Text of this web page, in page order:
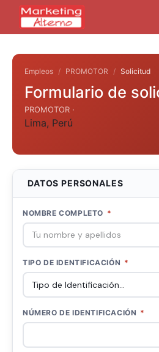
Empleos PROMOTOR Solicitud
Formulario de
PROMOTOR ·
Lima, Perú
DATOS PERSONALES
NOMBRE COMPLETO *
TIPO DE IDENTIFICACIÓN *
NÚMERO DE IDENTIFICACIÓN *